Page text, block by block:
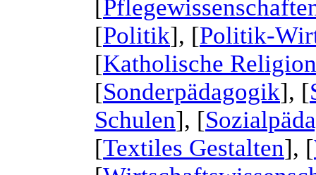
[
[Politik], [Politik-
[Katholische Religion
[Sonderpädagogik], [
Schulen], [
[Textiles Gestalten], [